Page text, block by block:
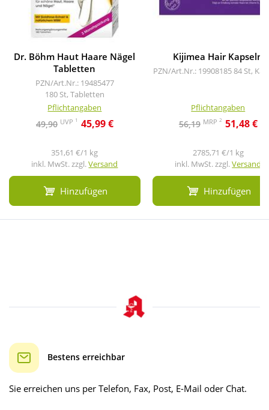
Dr. Böhm Haut Haare Nägel
Tabletten
PZN/Art.Nr.: 19485477
180 St, Tabletten
Pflichtangaben
49,90 UVP 1 45,99 €
351,61 €/1 kg
inkl. MwSt. zzgl.Versand
Hinzufügen
Kijimea Hair Kapseln
PZN/Art.Nr.: 1990818584 St,
Pflichtangaben
56,19 MRP 2 51,48 €
2785,71 €/1 kg
inkl. MwSt. zzgl.Versand
Hinzufügen
Bestens erreichbar
Sie erreichen uns per Telefon, Fax, Post, E-Mail oder Chat.